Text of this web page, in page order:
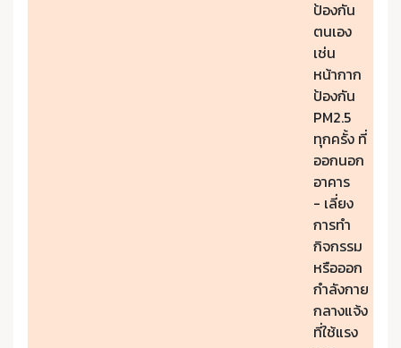
ป้องกัน
ตนเอง
เช่น
หน้ากาก
ป้องกัน
PM2.5
ทุกครั้ง ที่
ออกนอก
อาคาร
- เลี่ยง
การทำ
กิจกรรม
หรือออก
กำลังกาย
กลางแจ้ง
ที่ใช้แรง